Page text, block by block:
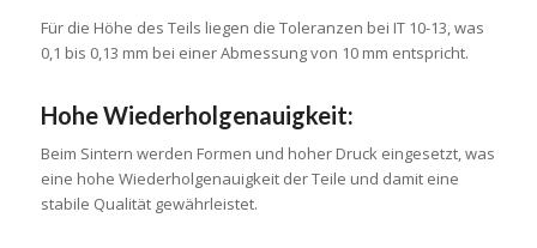
Für die Höhe des Teils liegen die Toleranzen bei IT 10-13, was
0,1 bis 0,13 mm bei einer Abmessung von 10 mm entspricht.
Hohe Wiederholgenauigkeit:
Beim Sintern werden Formen und hoher Druck eingesetzt, was
eine hohe Wiederholgenauigkeit der Teile und damit eine
stabile Qualität gewährleistet.